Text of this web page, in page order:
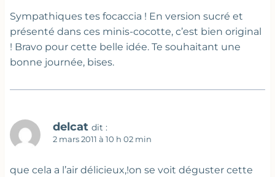
Sympathiques tes focaccia ! En version sucré et
présenté dans ces minis-cocotte, c’est bien original
! Bravo pour cette belle idée. Te souhaitant une
bonne journée, bises.
delcat dit :
2 mars 2011 à 10 h 02 min
que cela a l’air délicieux,!on se voit déguster cette